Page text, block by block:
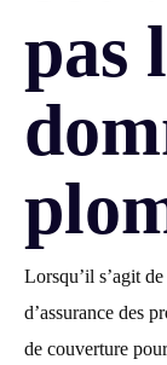
pas
Lorsqu’il s’agit
d’assurance des
de couverture